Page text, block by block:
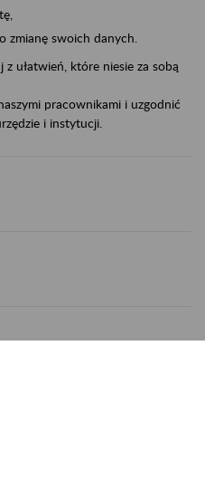
zmianę swoich danych.
z ułatwień, które niesie za sobą
pracownikami i uzgodnić
i instytucji.